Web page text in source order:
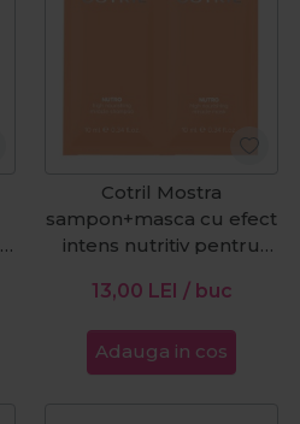
Cotril Mostra
sampon+masca cu efect
intens nutritiv pentru
Nourishing 20ml
13,00 LEI / buc
Adauga in cos